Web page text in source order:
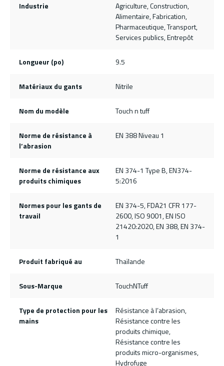
Industrie
Agriculture, Construction,
Alimentaire, Fabrication,
Pharmaceutique, Transport,
Services publics, Entrepôt
Longueur (po) 9.5
Matériaux du gants Nitrile
Nom du modèle Touch n tuff
Norme de résistance à
l’abrasion
EN 388 Niveau 1
Norme de résistance aux
produits chimiques
EN 374-1 Type B, EN374-
5:2016
Normes pour les gants de
travail
EN 374-5, FDA21 CFR 177-
2600, ISO 9001, EN ISO
21420:2020, EN 388, EN 374-
1
Produit fabriqué au Thaïlande
Sous-Marque TouchNTuff
Type de protection pour les
mains
Résistance à l’abrasion,
Résistance contre les
produits chimique,
Résistance contre les
produits micro-organismes,
Hydrofuge